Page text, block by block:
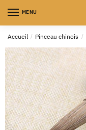
MENU
Accueil / Pinceau chinois /